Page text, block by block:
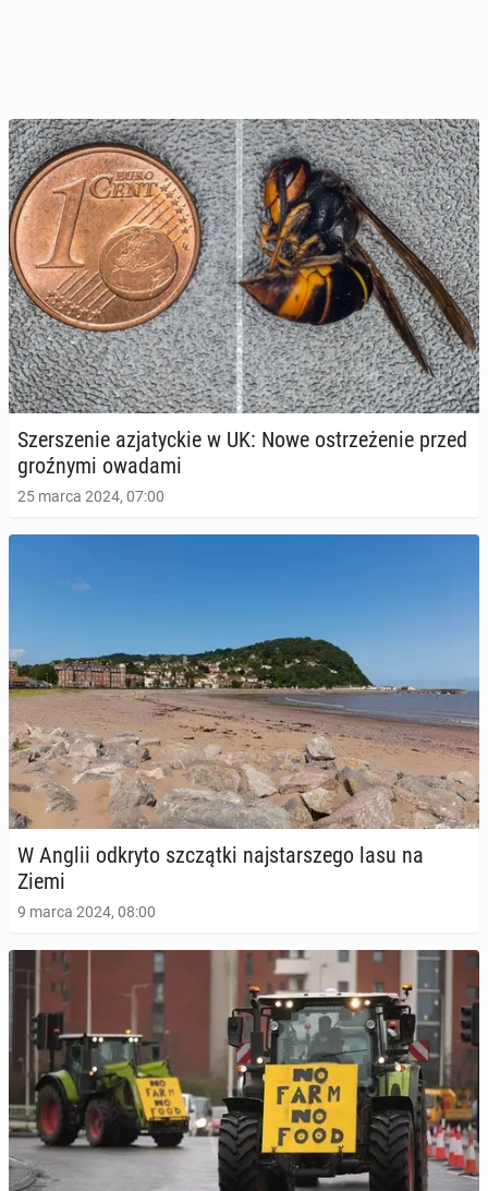
Szer­sze­nie azja­tyc­kie w UK: Nowe ostrze­że­nie przed
groź­ny­mi owadami
25 marca 2024, 07:00
W Anglii odkryto szcząt­ki naj­star­sze­go lasu na
Ziemi
9 marca 2024, 08:00